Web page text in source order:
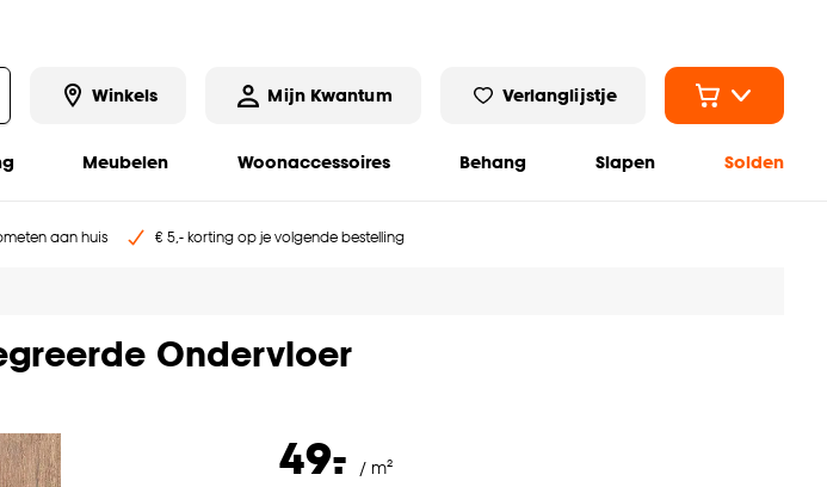
Winkels Mijn Kwantum Verlanglijstje
Meubelen Woonaccessoires Behang Slapen Solden
aan huis € 5,- korting op je volgende bestelling
Ondervloer
49.
- / m²